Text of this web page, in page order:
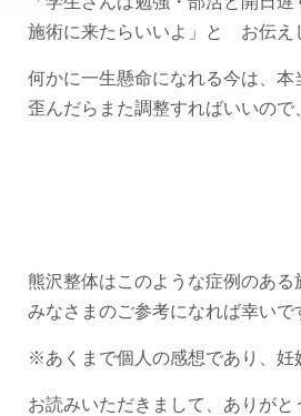
施術に来たらいいよ」と お伝え
何かに一生懸命になれる今は、本
歪んだらまた調整すればいいので
熊沢整体はこのような症例のある
みなさまのご参考になれば幸いで
※あくまで個人の感想であり、妊
お読みいただきまして、ありがと